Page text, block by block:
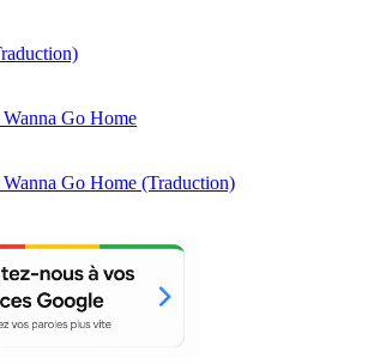
Go Home
Go Home (Traduction)